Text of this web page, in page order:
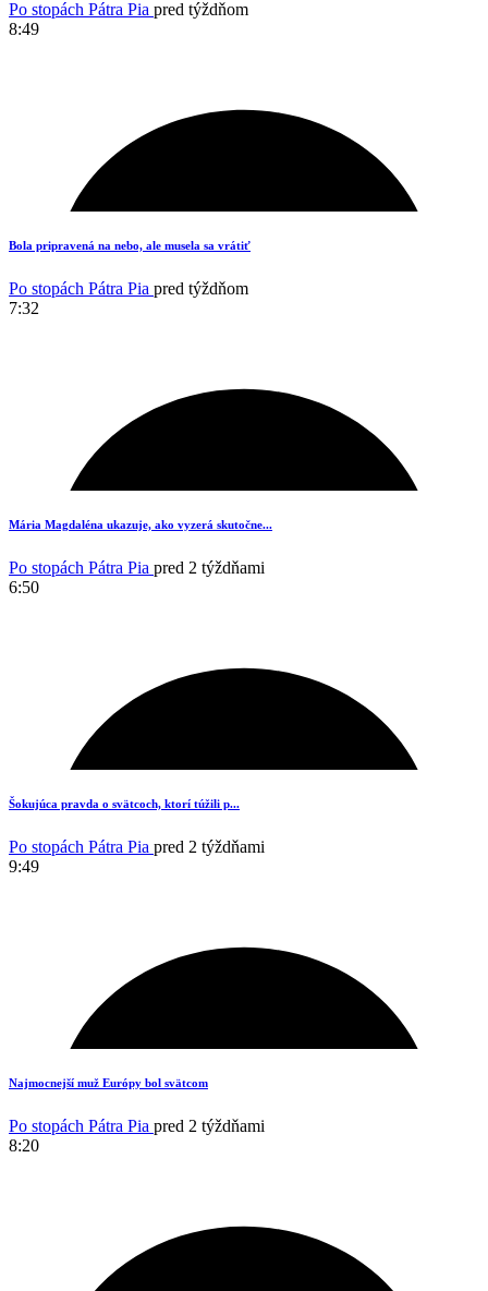
12
Po stopách Pátra Pia pred týždňom
8:49
13
Bola pripravená na nebo, ale musela sa vrátiť
Po stopách Pátra Pia pred týždňom
7:32
7
Mária Magdaléna ukazuje, ako vyzerá skutočne...
Po stopách Pátra Pia pred 2 týždňami
6:50
6
Šokujúca pravda o svätcoch, ktorí túžili p...
Po stopách Pátra Pia pred 2 týždňami
9:49
Najmocnejší muž Európy bol svätcom
Po stopách Pátra Pia pred 2 týždňami
8:20